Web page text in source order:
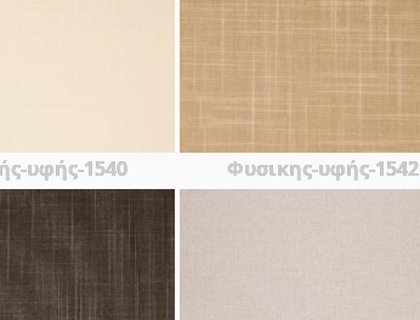
υφής-1540 Φυσικης-υφής-1542